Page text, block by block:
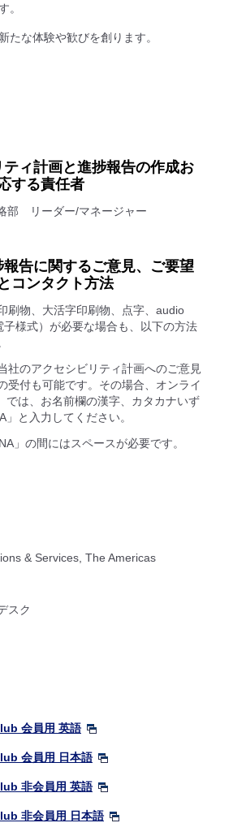
。
たな体験や歓びを創ります。
ィ計画と進捗報告の作成お
する責任者
部 リーダー/マネージャー
告に関するご意見、ご要望
コンタクト方法
刷物、大活字印刷物、点字、audio
様式）が必要な場合も、以下の方法
社のアクセシビリティ計画へのご意見
受付も可能です。その場合、オンライ
では、お名前欄の漢字、カタカナいず
と入力してください。
」の間にはスペースが必要です。
& Services, The Americas
スク
会員用 英語
会員用 日本語
非会員用 英語
非会員用 日本語